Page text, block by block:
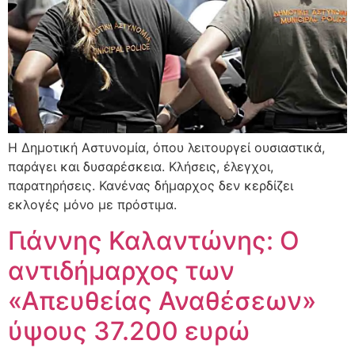
Η Δημοτική Αστυνομία, όπου λειτουργεί ουσιαστικά,
παράγει και δυσαρέσκεια. Κλήσεις, έλεγχοι,
παρατηρήσεις. Κανένας δήμαρχος δεν κερδίζει
εκλογές μόνο με πρόστιμα.
Γιάννης Καλαντώνης: Ο
αντιδήμαρχος των
«Απευθείας Αναθέσεων»
ύψους 37.200 ευρώ